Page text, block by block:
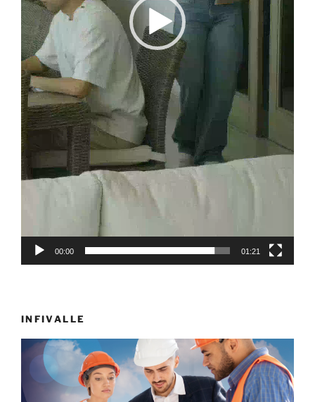
00:00 01:21
INFIVALLE